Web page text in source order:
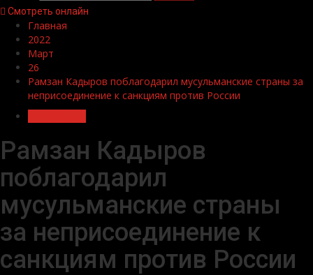
Смотреть онлайн
Главная
2022
Март
26
Рамзан Кадыров поблагодарил мусульманские страны за
неприсоединение к санкциям против России
Рамзан Кадыров
поблагодарил
мусульманские страны
за неприсоединение к
санкциям против России